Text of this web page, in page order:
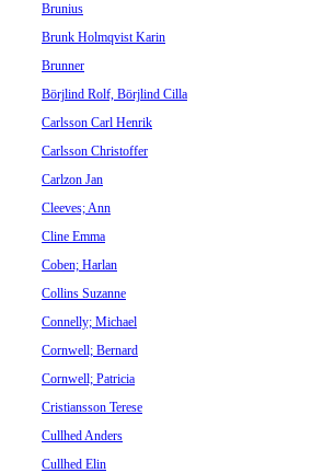
Brunius
Brunk Holmqvist Karin
Brunner
Börjlind Rolf, Börjlind Cilla
Carlsson Carl Henrik
Carlsson Christoffer
Carlzon Jan
Cleeves; Ann
Cline Emma
Coben; Harlan
Collins Suzanne
Connelly; Michael
Cornwell; Bernard
Cornwell; Patricia
Cristiansson Terese
Cullhed Anders
Cullhed Elin